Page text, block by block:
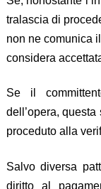
tralascia di
non ne comunica
considera
Se il
dell’opera,
proceduto alla
Salvo diversa
diritto al